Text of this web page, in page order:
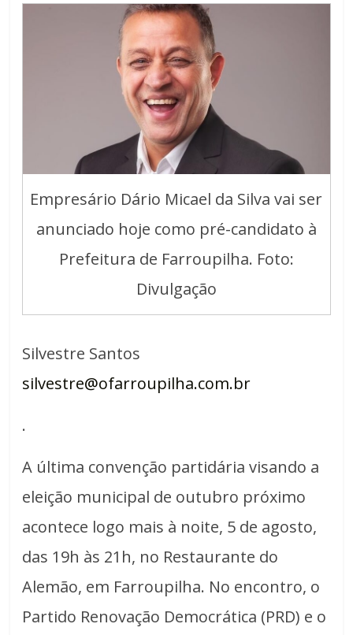
Empresário Dário Micael da Silva vai ser
anunciado hoje como pré-candidato à
Prefeitura de Farroupilha. Foto:
Divulgação
Silvestre Santos
silvestre@ofarroupilha.com.br
.
A última convenção partidária visando a
eleição municipal de outubro próximo
acontece logo mais à noite, 5 de agosto,
das 19h às 21h, no Restaurante do
Alemão, em Farroupilha. No encontro, o
Partido Renovação Democrática (PRD) e o